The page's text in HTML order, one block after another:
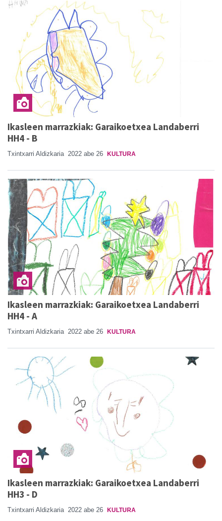
Ikasleen marrazkiak: Garaikoetxea Landaberri
HH4 - B
Txintxarri Aldizkaria 2022 abe 26 KULTURA
Ikasleen marrazkiak: Garaikoetxea Landaberri
HH4 - A
Txintxarri Aldizkaria 2022 abe 26 KULTURA
Ikasleen marrazkiak: Garaikoetxea Landaberri
HH3 - D
Txintxarri Aldizkaria 2022 abe 26 KULTURA